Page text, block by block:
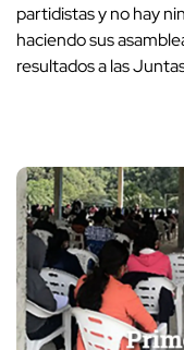
partidistas y no hay
haciendo sus
resultados a las